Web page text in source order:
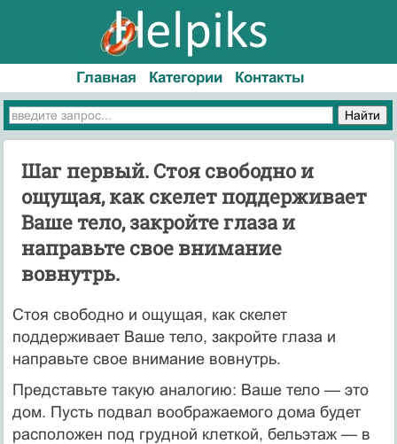
Главная Категории Контакты
Шаг первый. Стоя свободно и
ощущая, как скелет поддерживает
Ваше тело, закройте глаза и
направьте свое внимание
вовнутрь.
Стоя свободно и ощущая, как скелет
поддерживает Ваше тело, закройте глаза и
направьте свое внимание вовнутрь.
Представьте такую аналогию: Ваше тело — это
дом. Пусть подвал воображаемого дома будет
расположен под грудной клеткой, бельэтаж — в